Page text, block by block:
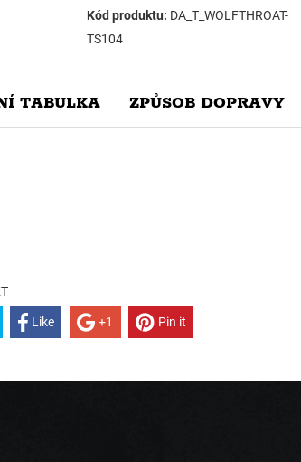
Kód produktu: DA_T_WOLFTHROAT-
TS104
TABULKA ZPŮSOB DOPRAVY
Like +1 Pin it